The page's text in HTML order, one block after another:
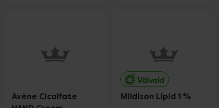
Avène Cicalfate
Mildison Lipid 1 %